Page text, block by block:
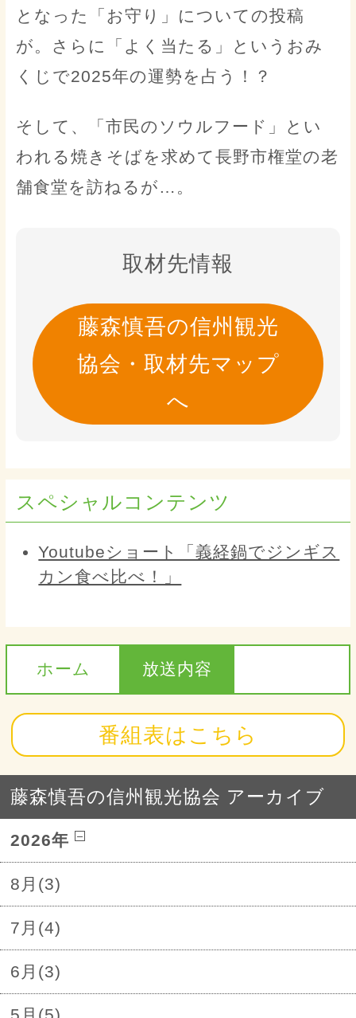
となった「お守り」についての投稿
が。さらに「よく当たる」というおみ
くじで2025年の運勢を占う！？
そして、「市民のソウルフード」とい
われる焼きそばを求めて長野市権堂の老
舗食堂を訪ねるが…。
取材先情報
藤森慎吾の信州観光
協会・取材先マップ
へ
スペシャルコンテンツ
Youtubeショート「義経鍋でジンギス
カン食べ比べ！」
ホーム 放送内容
番組表はこちら
藤森慎吾の信州観光協会 アーカイブ
2026年
8月(3)
7月(4)
6月(3)